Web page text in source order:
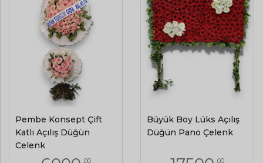
Pembe Konsept Çift
Katlı Açılış Düğün
Çelenk
,00
Büyük Boy Lüks Açılış
Düğün Pano Çelenk
,00